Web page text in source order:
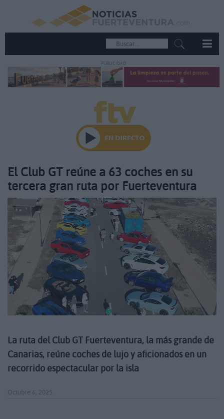
PUBLICIDAD
El Club GT reúne a 63 coches en su
tercera gran ruta por Fuerteventura
La ruta del Club GT Fuerteventura, la más grande de
Canarias, reúne coches de lujo y aficionados en un
recorrido espectacular por la isla
Octubre 6, 2025